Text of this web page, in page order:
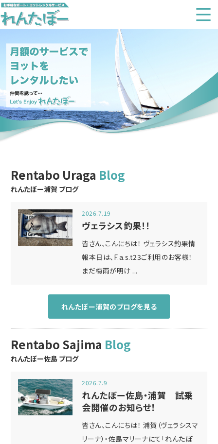
Rentabo Uraga Blog
れんたぼー浦賀 ブログ
2026.7.19
ヴェラシス釣果！！
皆さん、こんにちは！ ヴェラシス釣果情
報本日は、F.a.s.t23ご利用のお客様！
まだ梅雨が明け ...
れんたぼー浦賀のブログを見る
Rentabo Sajima Blog
れんたぼー佐島 ブログ
2026.7.9
れんたぼー佐島・浦賀 試乗
会開催のお知らせ！
皆さん、こんにちは！ 浦賀（ヴェラシスマ
リーナ）・佐島マリーナにて「れんたぼ